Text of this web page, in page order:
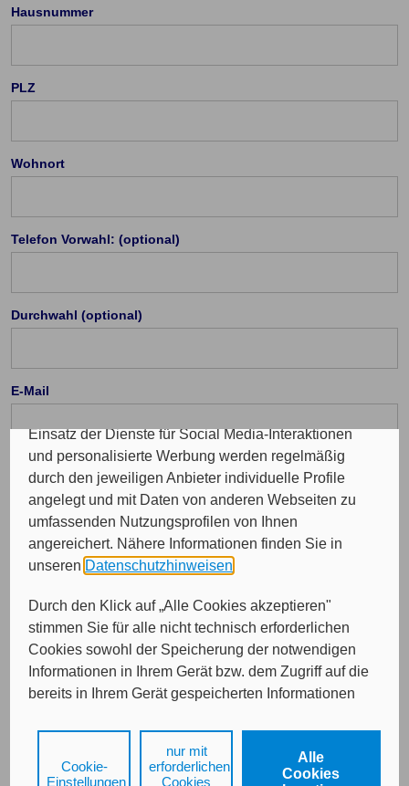
Die eingesetzten Cookies auf unserer Website
Nutzungsverhaltens, Social Media-Interaktionen, für
Programme sowie für personalisierte Werbung.
Insgesamt werden Ihre Daten an maximal sechs
Einsatz der Dienste für Social Media-Interaktionen
und personalisierte Werbung werden regelmäßig
durch den jeweiligen Anbieter individuelle Profile
angelegt und mit Daten von anderen Webseiten zu
umfassenden Nutzungsprofilen von Ihnen
angereichert. Nähere Informationen finden Sie in
unseren Datenschutzhinweisen
Durch den Klick auf „Alle Cookies akzeptieren"
stimmen Sie für alle nicht technisch erforderlichen
Cookies sowohl der Speicherung der notwendigen
Informationen in Ihrem Gerät bzw. dem Zugriff auf die
bereits in Ihrem Gerät gespeicherten Informationen
Ihrer Daten zu den angegebenen Zwecken in unseren
Datenschutzhinweisengemäß Art. 6 Abs. 1 lit. a
DSGVO zu.
Alle
Cookies
nur mit
erforderlichen
Cookies
Cookie-
Einstellungen
Hausnummer
PLZ
Wohnort
Telefon Vorwahl: (optional)
Durchwahl (optional)
E-Mail
Von wem möchten Sie beraten werden?
Bitte treffen Sie eine Auswahl...